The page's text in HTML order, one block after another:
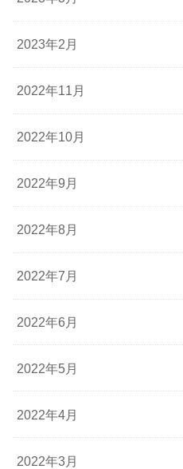
2023年2月
2022年11月
2022年10月
2022年9月
2022年8月
2022年7月
2022年6月
2022年5月
2022年4月
2022年3月